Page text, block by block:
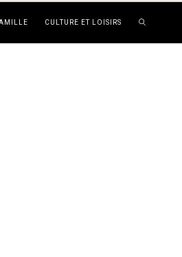
CULTURE ET LOISIRS